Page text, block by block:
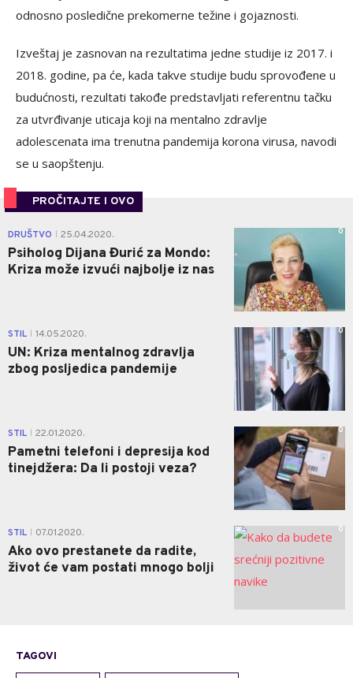
odnosno posledične prekomerne težine i gojaznosti.
Izveštaj je zasnovan na rezultatima jedne studije iz 2017. i
2018. godine, pa će, kada takve studije budu sprovođene u
budućnosti, rezultati takođe predstavljati referentnu tačku
za utvrđivanje uticaja koji na mentalno zdravlje
adolescenata ima trenutna pandemija korona virusa, navodi
se u saopštenju.
PROČITAJTE I OVO
DRUŠTVO 25.04.2020.
Psiholog Dijana Đurić za Mondo:
Kriza može izvući najbolje iz nas
0
STIL 14.05.2020.
UN: Kriza mentalnog zdravlja
zbog posljedica pandemije
0
STIL 22.01.2020.
Pametni telefoni i depresija kod
tinejdžera: Da li postoji veza?
0
STIL 07.01.2020.
Ako ovo prestanete da radite,
život će vam postati mnogo bolji
0
TAGOVI